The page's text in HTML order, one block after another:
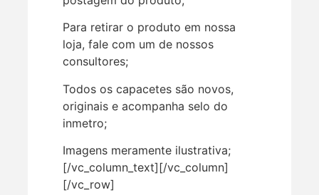
Para retirar o produto em nossa
loja, fale com um de nossos
consultores;
Todos os capacetes são novos,
originais e acompanha selo do
inmetro;
Imagens meramente ilustrativa;
[/vc_column_text][/vc_column]
[/vc_row]